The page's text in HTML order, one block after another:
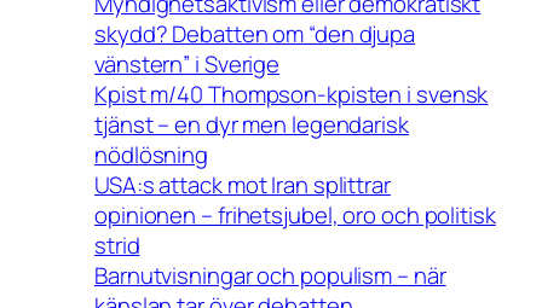
skydd? Debatten om “den djupa
vänstern” i Sverige
Kpist m/40 Thompson-kpisten i svensk
tjänst – en dyr men legendarisk
nödlösning
USA:s attack mot Iran splittrar
opinionen – frihetsjubel, oro och politisk
strid
Barnutvisningar och populism – när